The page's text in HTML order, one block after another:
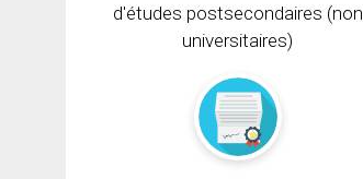
d'études postsecondaires (non
universitaires)